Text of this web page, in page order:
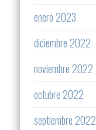
enero 2023
diciembre 2022
noviembre 2022
octubre 2022
septiembre 2022